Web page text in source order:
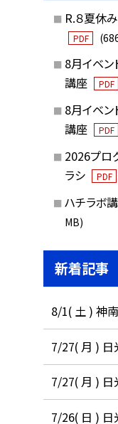
R.８夏休
PDF
8月イベン
講座
PDF
8月イベン
講座
PDF
2026プロ
ラシ
PDF
ハチラボ
MB)
新着記事
8/1( 土 ) 神
7/27( 月 ) 日
7/27( 月 ) 日
7/26( 日 ) 日